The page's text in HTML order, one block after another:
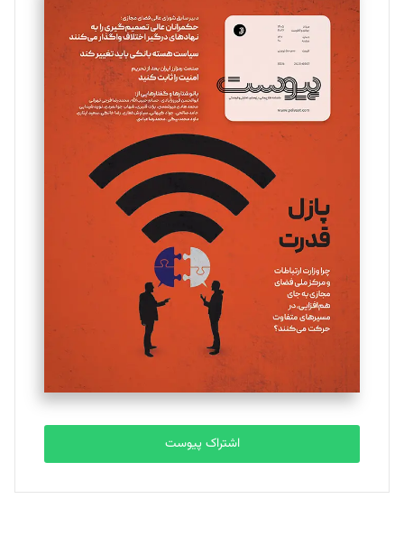
سروش کرمیان
تحریریه
مینا پاکدل
یسنا امان‌پور
تحریریه
ملینا جعفری
تحریریه
مصطفی مسجدی آرانی
تحریریه
بابک نقاش
تحریریه
اشتراک پیوست